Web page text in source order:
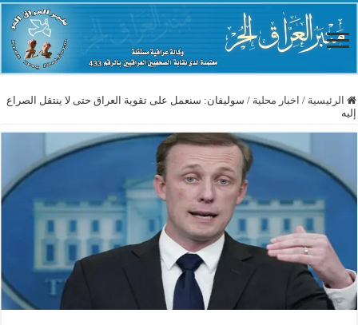
الرئيسية / اخبار محلية / سوليفان: سنعمل على تقوية العراق حتى لا ينتقل الصراع
إليه